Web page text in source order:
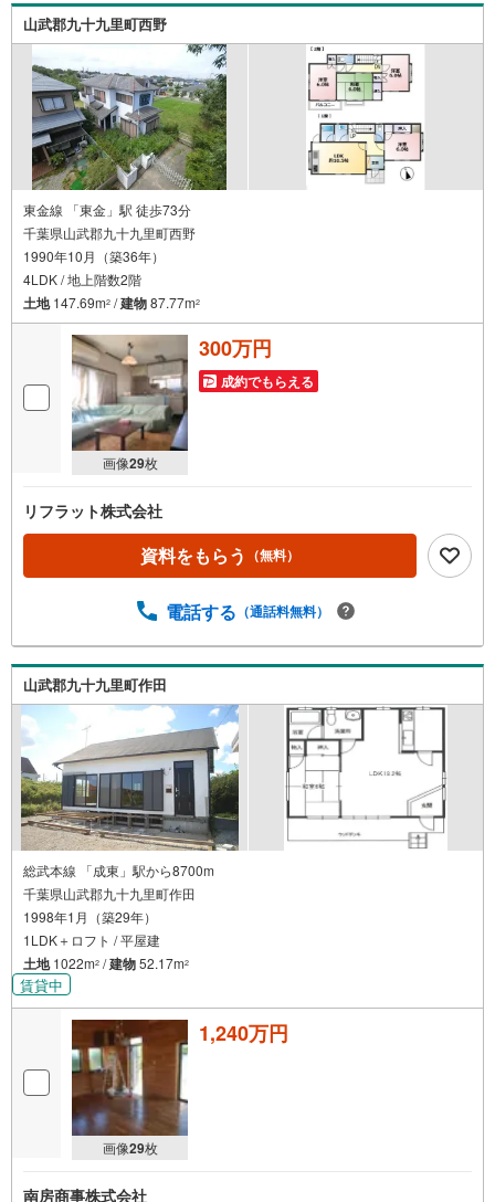
山武郡九十九里町西野
東金線 「東金」駅 徒歩73分
千葉県山武郡九十九里町西野
1990年10月（築36年）
4LDK / 地上階数2階
土地147.69m2 /建物87.77m2
画像29枚
300万円
成約でもらえる
リフラット株式会社
資料をもらう （無料）
電話する （通話料無料）
山武郡九十九里町作田
総武本線 「成東」駅から8700m
千葉県山武郡九十九里町作田
1998年1月（築29年）
1LDK＋ロフト / 平屋建
土地1022m2 /建物52.17m2
賃貸中
画像29枚
1,240万円
南房商事株式会社